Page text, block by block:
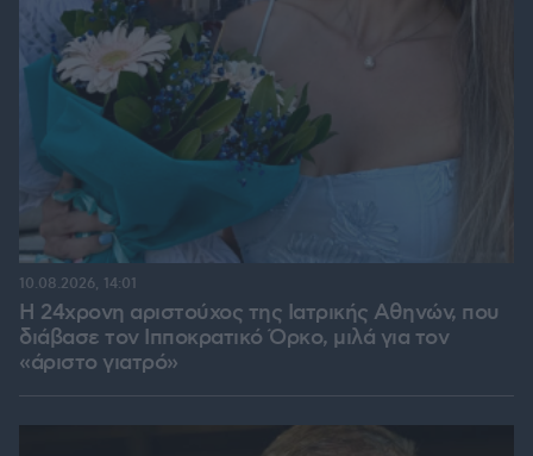
Η 24χρονη αριστούχος της Ιατρικής Αθηνών, που
διάβασε τον Ιπποκρατικό Όρκο, μιλά για τον
«άριστο γιατρό»
10.08.2026, 14:01